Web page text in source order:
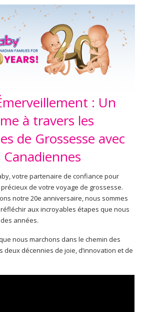
: Un
à travers les
de Grossesse avec
Canadiennes
votre partenaire de confiance pour
de votre voyage de grossesse.
notre 20e anniversaire, nous sommes
aux incroyables étapes que nous
années.
nous marchons dans le chemin des
deux décennies de joie, d’innovation et de